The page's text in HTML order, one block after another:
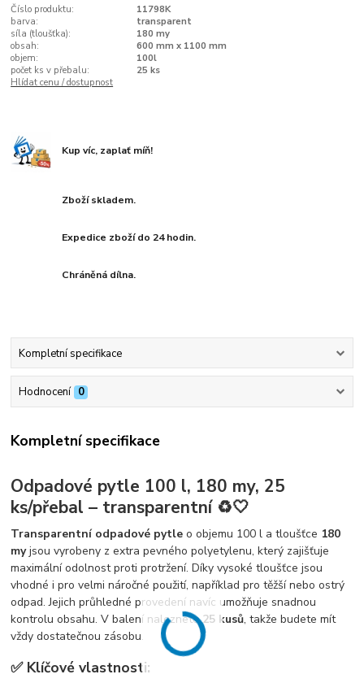
Číslo produktu:
11798K
barva:
transparent
síla (tloušťka):
180 my
obsah:
600 mm x 1100 mm
objem:
100l
počet ks v přebalu:
25 ks
Hlídat cenu / dostupnost
Kup víc, zaplať míň!
Zboží skladem.
Expedice zboží do 24 hodin.
Chráněná dílna.
Kompletní specifikace
Hodnocení 0
Kompletní specifikace
Odpadové pytle 100 l, 180 my, 25
ks/přebal – transparentní ♻️🤍
Transparentní odpadové pytle o objemu 100 l a tloušťce 180
myjsou vyrobeny z extra pevného polyetylenu, který zajišťuje
maximální odolnost proti protržení. Díky vysoké tloušťce jsou
vhodné i pro velmi náročné použití, například pro těžší nebo ostrý
odpad. Jejich průhledné provedení navíc umožňuje snadnou
kontrolu obsahu. V balení naleznete25 kusů, takže budete mít
vždy dostatečnou zásobu.
✅ Klíčové vlastnosti: